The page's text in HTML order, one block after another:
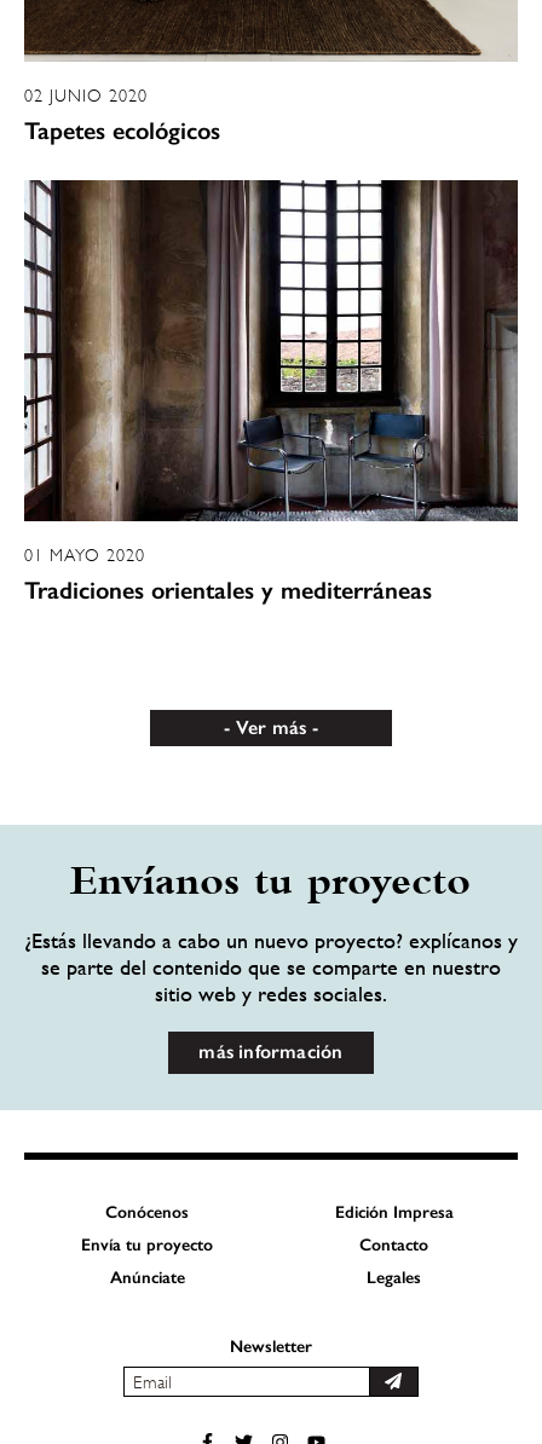
02 JUNIO 2020
Tapetes ecológicos
01 MAYO 2020
Tradiciones orientales y mediterráneas
Ver más
Envíanos tu proyecto
¿Estás llevando a cabo un nuevo proyecto? explícanos y
se parte del contenido que se comparte en nuestro
sitio web y redes sociales.
más información
Conócenos
Edición Impresa
Envía tu proyecto
Contacto
Anúnciate
Legales
Newsletter